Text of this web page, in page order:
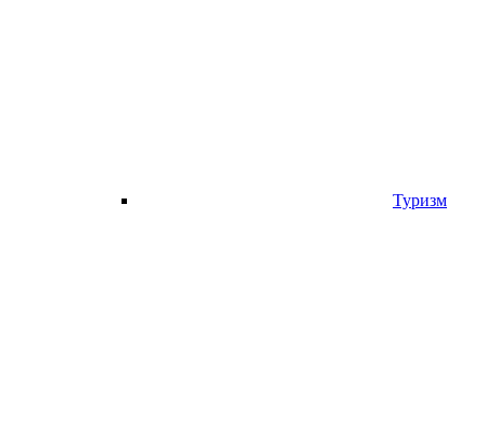
Туризм